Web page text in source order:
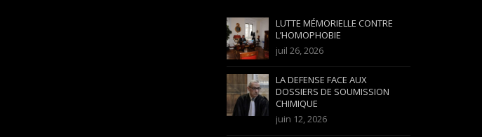
LUTTE MÉMORIELLE CONTRE
L’HOMOPHOBIE
juil 26, 2026
LA DEFENSE FACE AUX
DOSSIERS DE SOUMISSION
CHIMIQUE
juin 12, 2026